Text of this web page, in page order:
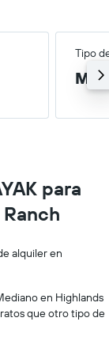
Tipo
para
alquiler en
en Highlands
que otro tipo de